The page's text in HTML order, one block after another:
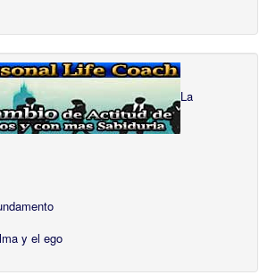
La
y el ego